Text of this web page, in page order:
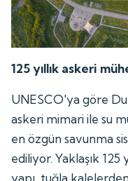
125 yıllık askeri
UNESCO'ya göre
askeri mimari ile su
en özgün savunma
ediliyor. Yaklaşık
yapı, tuğla